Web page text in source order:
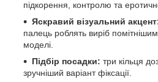
підкорення, контролю та
Яскравий візуальний
палець роблять виріб
моделі.
Підбір посадки: три кільця
зручніший варіант фіксації.